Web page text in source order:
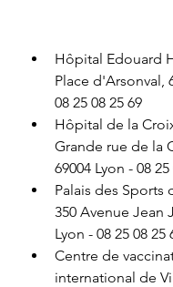
Hôpital Edouard
Place d'Arsonval,
08 25 08 25 69
Hôpital de la
Grande rue de la
69004 Lyon - 08 25
Palais des Sports
350 Avenue Jean
Lyon - 08 25 08 25
Centre de
international de